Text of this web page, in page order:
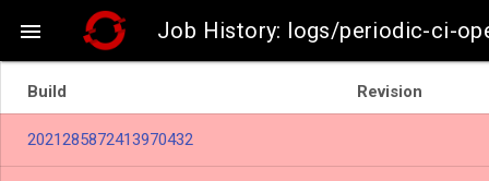
 Job History: logs/periodic-ci-
Build Revision
2021285872413970432